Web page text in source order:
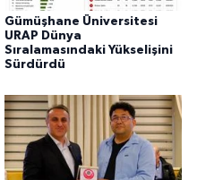
Gümüşhane Üniversitesi
URAP Dünya
Sıralamasındaki Yükselişini
Sürdürdü